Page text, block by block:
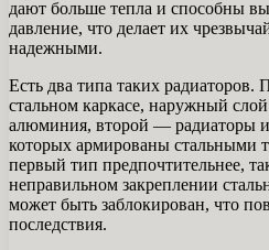
дают больше тепла и способны
давление, что делает их
надежными.
Есть два типа таких
стальном каркасе, наружный
алюминия, второй — радиаторы
которых армированы стальными
первый тип предпочтительнее,
неправильном закреплении
может быть заблокирован, что
последствия.